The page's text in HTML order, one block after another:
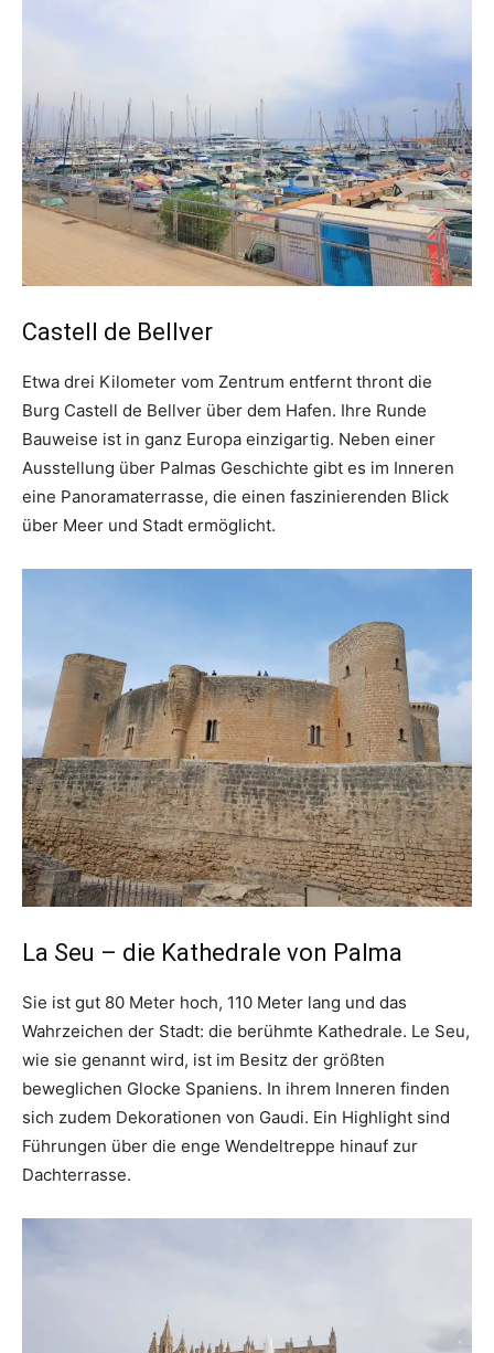
Castell de Bellver
Etwa drei Kilometer vom Zentrum entfernt thront die
Burg Castell de Bellver über dem Hafen. Ihre Runde
Bauweise ist in ganz Europa einzigartig. Neben einer
Ausstellung über Palmas Geschichte gibt es im Inneren
eine Panoramaterrasse, die einen faszinierenden Blick
über Meer und Stadt ermöglicht.
La Seu – die Kathedrale von Palma
Sie ist gut 80 Meter hoch, 110 Meter lang und das
Wahrzeichen der Stadt: die berühmte Kathedrale. Le Seu,
wie sie genannt wird, ist im Besitz der größten
beweglichen Glocke Spaniens. In ihrem Inneren finden
sich zudem Dekorationen von Gaudi. Ein Highlight sind
Führungen über die enge Wendeltreppe hinauf zur
Dachterrasse.